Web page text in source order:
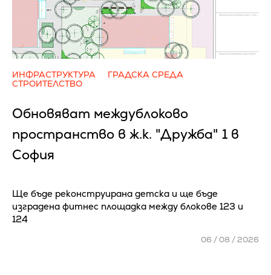
ИНФРАСТРУКТУРА
ГРАДСКА СРЕДА
СТРОИТЕЛСТВО
Обновяват междублоково
пространство в ж.к. "Дружба" 1 в
София
Ще бъде реконструирана детска и ще бъде
изградена фитнес площадка между блокове 123 и
124
06 / 08 / 2026